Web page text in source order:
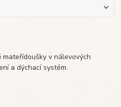
v nálevových
a dýchací systém.